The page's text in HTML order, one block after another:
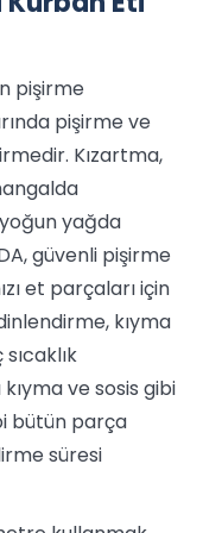
pişirme
pişirme ve
Kızartma,
yağda
güvenli pişirme
et parçaları için
kıyma
ve sosis gibi
bütün parça
süresi